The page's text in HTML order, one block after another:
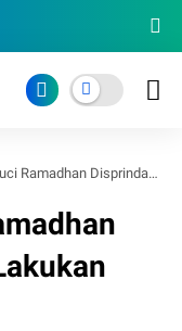
Disprindagsar Rohil Lakukan Operasi Pasar